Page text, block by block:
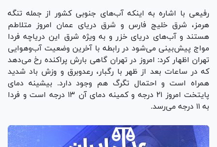
رفیعی با اشاره به اینکه آب‌های جنوبی کشور از جمله تنگه
هرمز، شرق خلیج فارس و شرق دریای عمان امروز متلاطم
هستند و آب‌های دریای خزر و به ویژه شرق این دریاچه فردا
مواج پیش‌بینی می‌شود در رابطه با آخرین وضعیت آب‌وهوایی
تهران اظهار کرد: امروز در تهران گاهی بارش پراکنده رخ می‌دهد
که در ساعات بعد از ظهر با رگبار، رعدوبرق و وزش باد شدید
همراه است و احتمال تگرگ هم وجود دارد. بیشینه دمای
پایتخت امروز ۲۱ درجه و کمینه دمای آن ۱۳ درجه است و فردا
به ۱۱ درجه می‌رسد.